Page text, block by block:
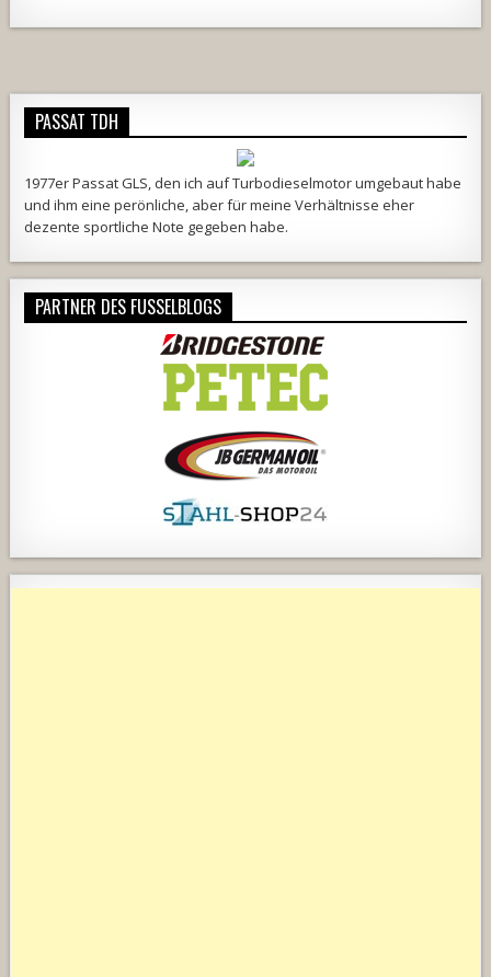
PASSAT TDH
1977er Passat GLS, den ich auf Turbodieselmotor umgebaut habe
und ihm eine perönliche, aber für meine Verhältnisse eher
dezente sportliche Note gegeben habe.
PARTNER DES FUSSELBLOGS